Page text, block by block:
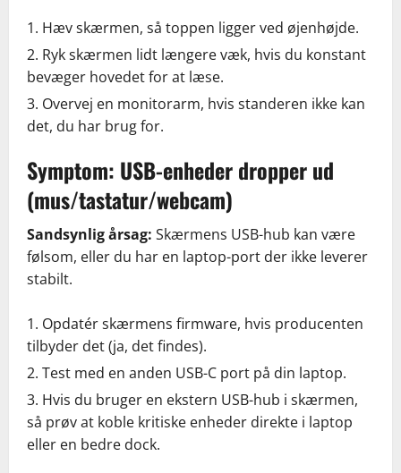
Hæv skærmen, så toppen ligger ved øjenhøjde.
Ryk skærmen lidt længere væk, hvis du konstant
bevæger hovedet for at læse.
Overvej en monitorarm, hvis standeren ikke kan
det, du har brug for.
Symptom: USB-enheder dropper ud
(mus/tastatur/webcam)
Sandsynlig årsag: Skærmens USB-hub kan være
følsom, eller du har en laptop-port der ikke leverer
stabilt.
Opdatér skærmens firmware, hvis producenten
tilbyder det (ja, det findes).
Test med en anden USB-C port på din laptop.
Hvis du bruger en ekstern USB-hub i skærmen,
så prøv at koble kritiske enheder direkte i laptop
eller en bedre dock.